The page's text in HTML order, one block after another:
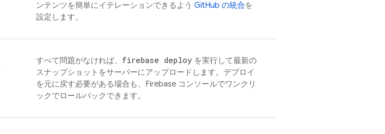
ンテンツを簡単にイテレーションできるよう GitHub の統合を
設定します。
すべて問題がなければ、 firebase deploy を実行して最新の
スナップショットをサーバーにアップロードします。デプロイ
を元に戻す必要がある場合も、 Firebase コンソールでワンクリ
ックでロールバックできます。